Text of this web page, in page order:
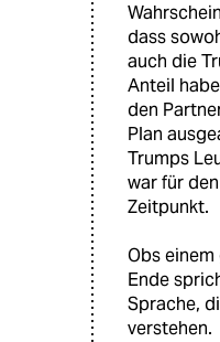
dass
auch die
Anteil
den
Plan
Trumps
war für
Zeitpunkt.
Obs
Ende
Sprache,
verstehen.